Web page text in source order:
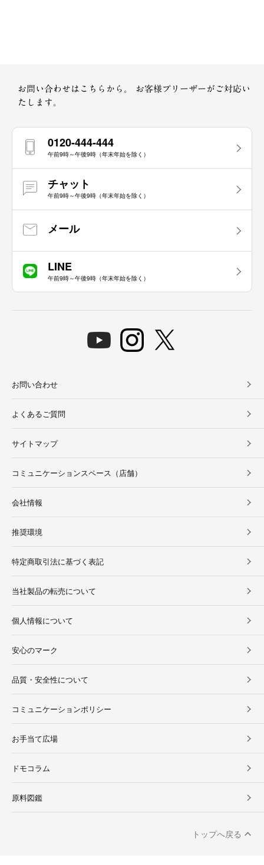
お問い合わせはこちらから。
お客様プリーザーがご対応い
たします。
0120-444-444
午前9時～午後9時（年末年始を除く）
チャット
午前9時～午後9時（年末年始を除く）
メール
LINE
午前9時～午後9時（年末年始を除く）
お問い合わせ
よくあるご質問
サイトマップ
コミュニケーションスペース（店舗）
会社情報
推奨環境
特定商取引法に基づく表記
当社製品の転売について
個人情報について
安心のマーク
品質・安全性について
コミュニケーションポリシー
お手当て広場
ドモコラム
原料図鑑
トップへ戻る